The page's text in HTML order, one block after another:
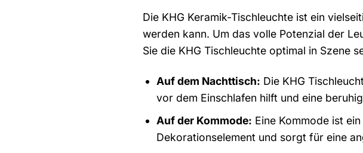
Die KHG Keramik-Tischleuchte ist ein
werden kann. Um das volle Potenzial der
Sie die KHG Tischleuchte optimal in Szene
Auf dem Nachttisch: Die KHG
vor dem Einschlafen hilft und eine
Auf der Kommode: Eine Kommode ist
Dekorationselement und sorgt für eine